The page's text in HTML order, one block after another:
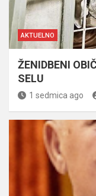
AKTUELNO
ŽENIDBENI
SELU
1 sedmica ago